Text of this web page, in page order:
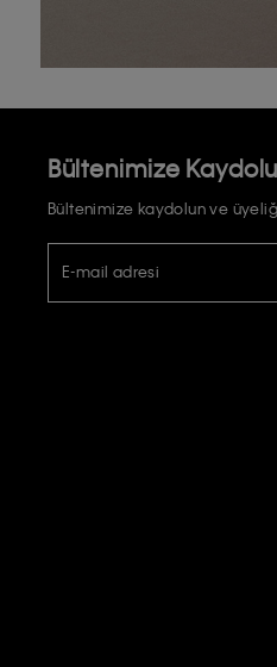
Bültenimize
Bültenimize kaydolun ve
E-mail adresi
Calvin Klein e-bültenine abone